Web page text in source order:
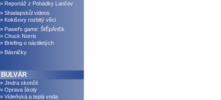
» Reportáž z Pohádky Lančov
» Shadapskůl videos
» Kokišovy rozbitý věci
» Pawel's game: ŠtĚpÁnEk
» Chuck Norris
» Briefing o náctiletých
» Básničky
BULVÁR
» Jindra skončil
» Oprava školy
» Vídeňská a teplá voda